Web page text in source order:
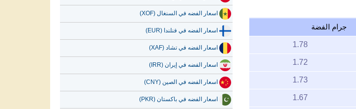
جرام الفضة
1.78
1.72
1.73
1.67
اسعار الفضه في السنغال (XOF)
اسعار الفضه في فنلندا (EUR)
اسعار الفضه في تشاد (XAF)
اسعار الفضه في إيران (IRR)
اسعار الفضه في الصين (CNY)
اسعار الفضه في باكستان (PKR)